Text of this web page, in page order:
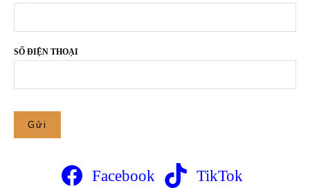
SỐ ĐIỆN THOẠI
Facebook
TikTok